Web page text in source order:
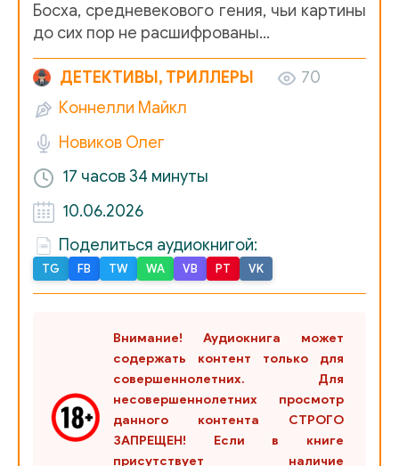
06_02
07_01
Босха, средневекового гения, чьи картины
до сих пор не расшифрованы…
ДЕТЕКТИВЫ, ТРИЛЛЕРЫ
70
Коннелли Майкл
Новиков Олег
17 часов34 минуты
10.06.2026
Поделиться аудиокнигой:
TG FB TW WA VB PT VK
Внимание! Аудиокнига может
содержать контент только для
совершеннолетних. Для
несовершеннолетних просмотр
данного контента СТРОГО
ЗАПРЕЩЕН! Если в книге
присутствует наличие